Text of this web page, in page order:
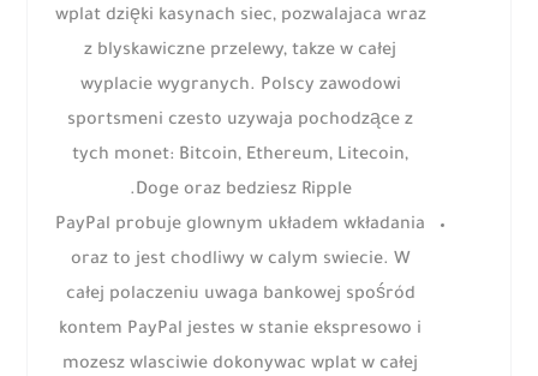
wplat dzięki kasynach siec, pozwalajaca wraz
z blyskawiczne przelewy, takze w całej
wyplacie wygranych. Polscy zawodowi
sportsmeni czesto uzywaja pochodzące z
tych monet: Bitcoin, Ethereum, Litecoin,
Doge oraz bedziesz Ripple.
PayPal probuje glownym układem wkładania
oraz to jest chodliwy w calym swiecie. W
całej polaczeniu uwaga bankowej spośród
kontem PayPal jestes w stanie ekspresowo i
mozesz wlasciwie dokonywac wplat w całej